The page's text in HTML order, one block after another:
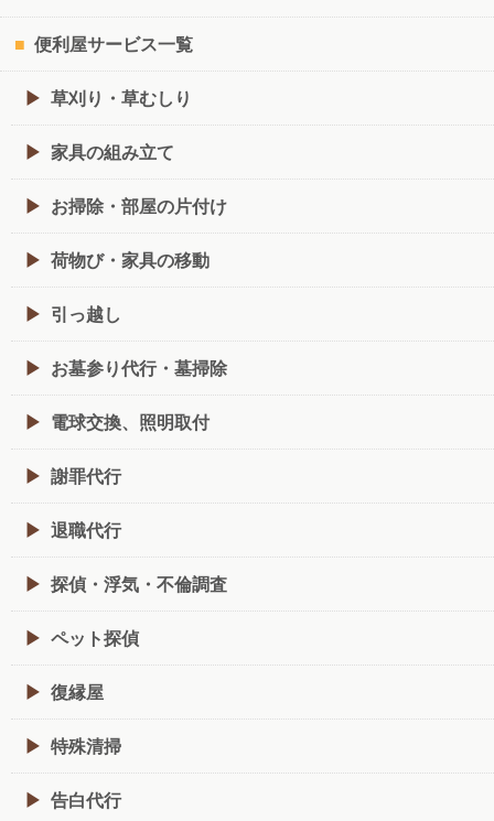
便利屋サービス一覧
草刈り・草むしり
家具の組み立て
お掃除・部屋の片付け
荷物び・家具の移動
引っ越し
お墓参り代行・墓掃除
電球交換、照明取付
謝罪代行
退職代行
探偵・浮気・不倫調査
ペット探偵
復縁屋
特殊清掃
告白代行